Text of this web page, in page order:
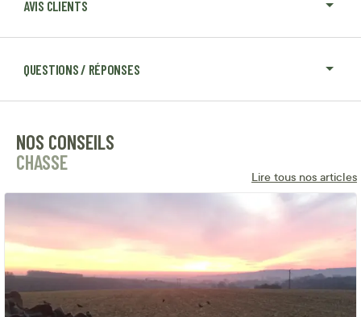
AVIS CLIENTS
QUESTIONS / RÉPONSES
NOS CONSEILS
CHASSE
Lire tous nos articles